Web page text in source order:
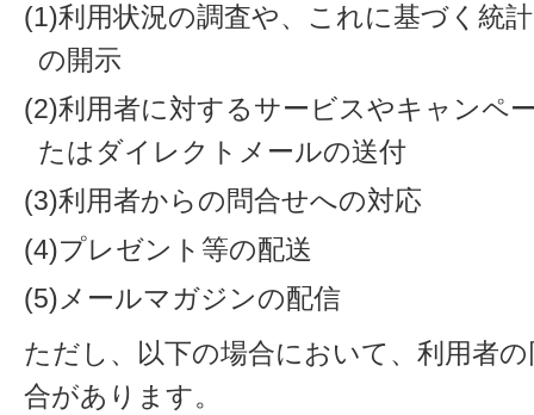
(1)利用状況の調査や、これに基づく統
の開示
(2)利用者に対するサービスやキャンペ
たはダイレクトメールの送付
(3)利用者からの問合せへの対応
(4)プレゼント等の配送
(5)メールマガジンの配信
ただし、以下の場合において、利用者
合があります。